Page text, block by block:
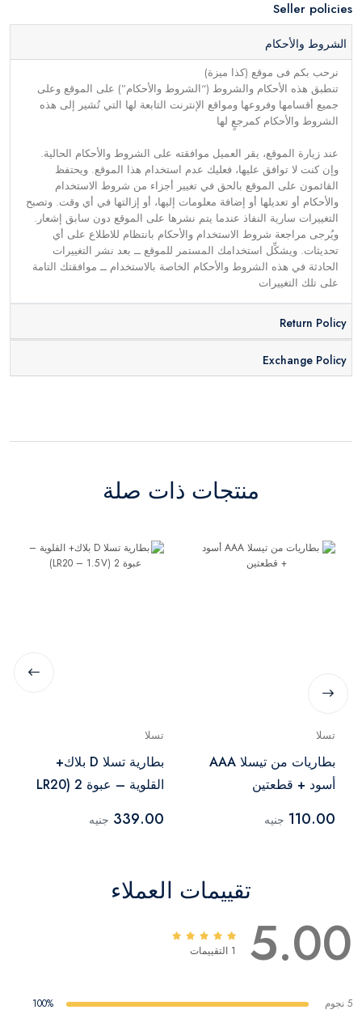
Seller policies
الشروط والأحكام
نرحب بكم فى موقع (كذا ميزة)
تنطبق هذه الأحكام والشروط (“الشروط والأحكام”) على الموقع وعلى
جميع أقسامها وفروعها ومواقع الإنترنت التابعة لها التي تُشير إلى هذه
الشروط والأحكام كمرجعٍ لها
عند زيارة الموقع، يقر العميل موافقته على الشروط والأحكام الحالية.
وإن كنت لا توافق عليها، فعليك عدم استخدام هذا الموقع. ويحتفظ
القائمون على الموقع بالحق في تغيير أجزاء من شروط الاستخدام
والأحكام أو تعديلها أو إضافة معلومات إليها، أو إزالتها في أي وقت. وتصبح
التغييرات سارية النفاذ عندما يتم نشرها على الموقع دون سابق إشعار.
ويُرجى مراجعة شروط الاستخدام والأحكام بانتظام للاطلاع على أي
تحديثات. ويشكِّل استخدامك المستمر للموقع ــ بعد نشر التغييرات
الحادثة في هذه الشروط والأحكام الخاصة بالاستخدام ــ موافقتك التامة
على تلك التغييرات
Return Policy
Exchange Policy
منتجات ذات صلة
تسلا
بطاريات من تيسلا AAA
أسود + قطعتين
110.00 جنيه
تسلا
بطارية تسلا D بلاك+
القلوية – عبوة 2 (LR20
339.00 جنيه
تقييمات العملاء
5.00 1 التقييمات
5 نجوم
100%